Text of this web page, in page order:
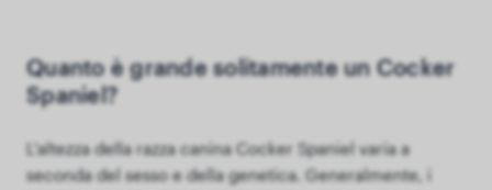
Quanto è grande solitamente un Cocker
Spaniel?
L'altezza della razza canina Cocker Spaniel varia a
seconda del sesso e della genetica. Generalmente, i